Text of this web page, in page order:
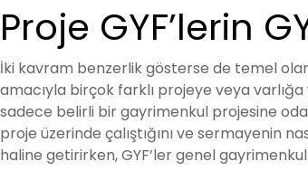
Proje GYF’lerin
İki kavram benzerlik gösterse de temel
amacıyla birçok farklı projeye veya varlığa
sadece belirli bir gayrimenkul projesine
proje üzerinde çalıştığını ve sermayenin
haline getirirken, GYF’ler genel